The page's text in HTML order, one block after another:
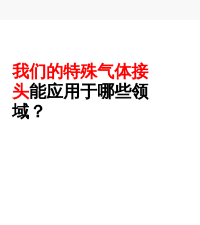
我们的特殊气体接
头能应用于哪些领
域？